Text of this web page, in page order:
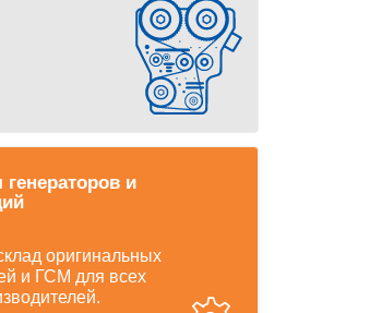
и
оригинальных
и ГСМ для всех